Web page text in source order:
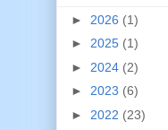
► 2026 (1)
► 2025 (1)
► 2024 (2)
► 2023 (6)
► 2022 (23)